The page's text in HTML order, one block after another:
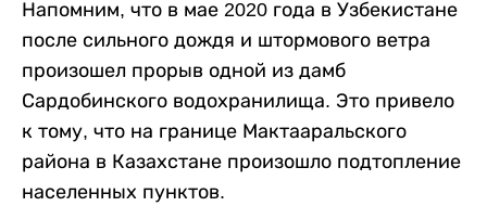
Напомним, что в мае 2020 года в Узбекистане
после сильного дождя и штормового ветра
произошел прорыв одной из дамб
Сардобинского водохранилища. Это привело
к тому, что на границе Мактааральского
района в Казахстане произошло подтопление
населенных пунктов.